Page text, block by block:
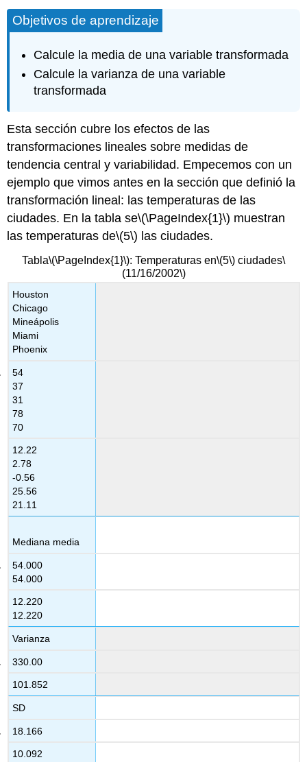
Objetivos de aprendizaje
Calcule la media de una variable transformada
Calcule la varianza de una variable
transformada
Esta sección cubre los efectos de las
transformaciones lineales sobre medidas de
tendencia central y variabilidad. Empecemos con un
ejemplo que vimos antes en la sección que definió la
transformación lineal: las temperaturas de las
ciudades. En la tabla se\(\PageIndex{1}\) muestran
las temperaturas de\(5\) las ciudades.
Tabla\(\PageIndex{1}\): Temperaturas en\(5\) ciudades\
(11/16/2002\)
Houston
Chicago
Mineápolis
Miami
Phoenix
54
37
31
78
70
12.22
2.78
-0.56
25.56
21.11
Mediana media
54.000
54.000
12.220
12.220
Varianza
330.00
101.852
SD
18.166
10.092